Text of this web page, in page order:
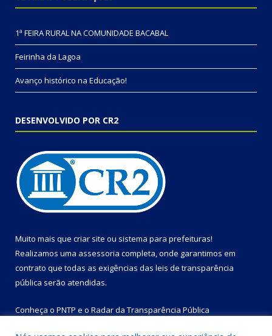
1ª FEIRA RURAL NA COMUNIDADE BACABAL
Feirinha da Lagoa
Avanço histórico na Educação!
DESENVOLVIDO POR CR2
Muito mais que criar site ou sistema para prefeituras!
Realizamos uma assessoria completa, onde garantimos em
contrato que todas as exigências das leis de transparência
pública serão atendidas.
Conheça o PNTP e o Radar da Transparência Pública